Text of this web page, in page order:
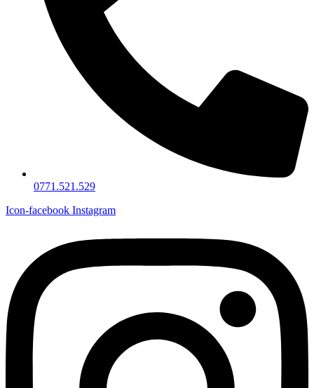
0771.521.529
Icon-facebook Instagram